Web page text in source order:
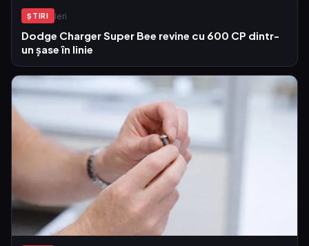
ŞTIRI Ieri
Dodge Charger Super Bee revine cu 600 CP dintr-
un șase în linie